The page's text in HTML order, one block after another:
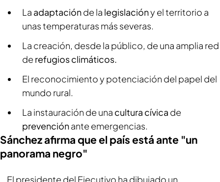
La adaptaciónde la legislacióny el territorio a
unas temperaturas más severas.
La creación, desde la público, de una amplia red
de refugios climáticos.
El reconocimiento y potenciación del papel del
mundo rural.
La instauración de una cultura cívica de
prevenciónante emergencias.
Sánchez afirma que el país está ante "un
panorama negro"
El presidente del Ejecutivo ha dibujado un